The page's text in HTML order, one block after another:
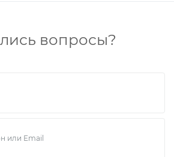
вопросы?